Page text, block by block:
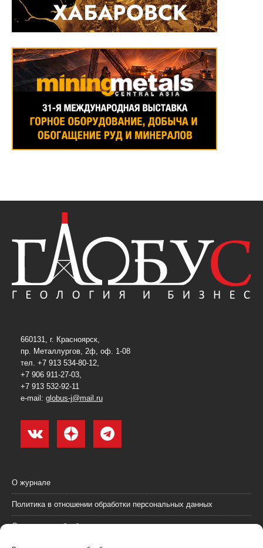
660131, г. Красноярск,
пр. Металлургов, 2ф, оф. 1-08
тел. +7 913 534-80-12,
+7 906 911-27-03,
+7 913 532-92-11
e-mail: globus-j@mail.ru
О журнале
Политика в отношении обработки персональных данных
Согласие на обработку персональных данных